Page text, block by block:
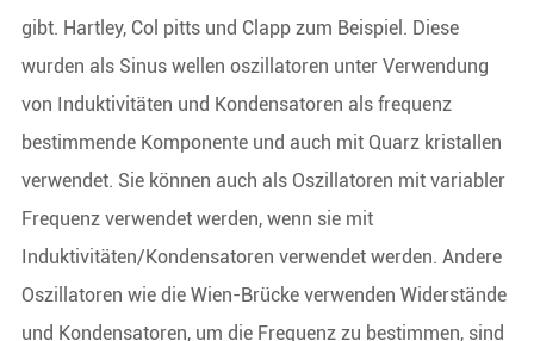
gibt. Hartley, Col pitts und Clapp zum Beispiel. Diese
wurden als Sinus wellen oszillatoren unter Verwendung
von Induktivitäten und Kondensatoren als frequenz
bestimmende Komponente und auch mit Quarz kristallen
verwendet. Sie können auch als Oszillatoren mit variabler
Frequenz verwendet werden, wenn sie mit
Induktivitäten/Kondensatoren verwendet werden. Andere
Oszillatoren wie die Wien-Brücke verwenden Widerstände
und Kondensatoren, um die Frequenz zu bestimmen, sind